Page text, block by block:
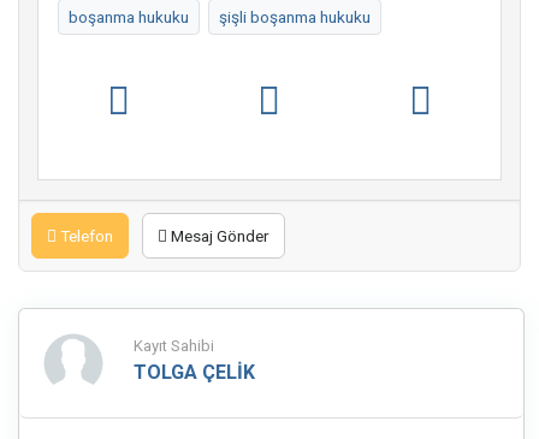
boşanma hukuku şişli boşanma hukuku
Telefon Mesaj Gönder
Kayıt Sahibi
TOLGA ÇELİK